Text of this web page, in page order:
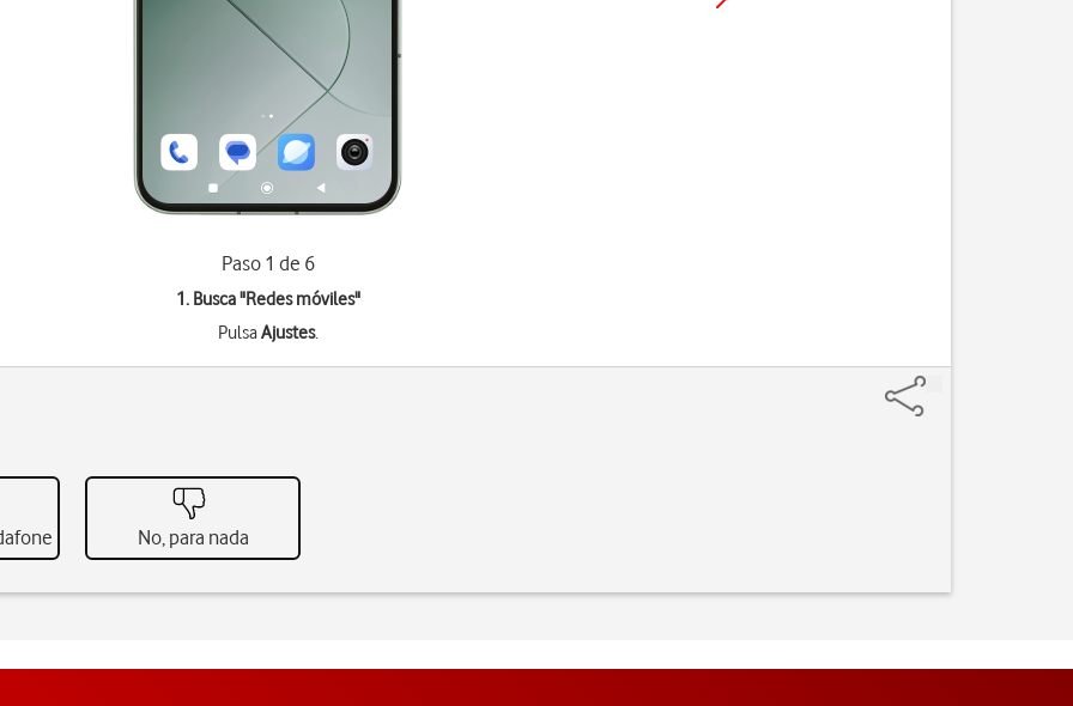
Paso 1 de 6
1. Busca "Redes móviles"
PulsaAjustes.
No, para nada